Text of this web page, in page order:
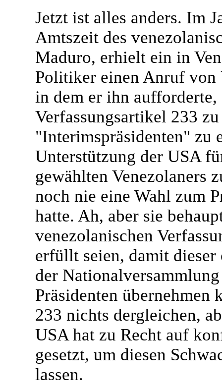
Jetzt ist alles anders. Im
Amtszeit des
Maduro, erhielt ein in
Politiker einen Anruf von
in dem er ihn
Verfassungsartikel 233
"Interimspräsidenten" zu
Unterstützung der USA
gewählten Venezolaners
noch nie eine Wahl zum
hatte. Ah, aber sie
venezolanischen
erfüllt seien, damit
der
Präsidenten
233 nichts dergleichen,
USA hat zu Recht auf
gesetzt, um diesen
lassen.